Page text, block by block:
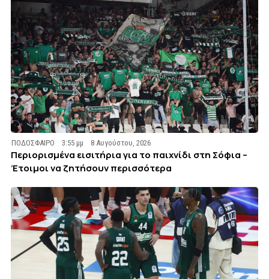
ΠΟΔΟΣΦΑΙΡΟ 3:55 μμ 8 Αυγούστου, 2026
Περιορισμένα εισιτήρια για το παιχνίδι στη Σόφια –
Έτοιμοι να ζητήσουν περισσότερα